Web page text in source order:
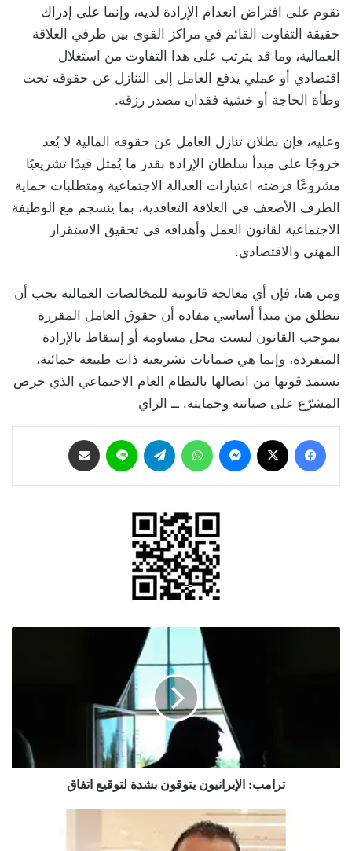
تقوم على افتراض انعدام الإرادة لديه، وإنما على إدراك
حقيقة التفاوت القائم في مراكز القوى بين طرفي العلاقة
العمالية، وما قد يترتب على هذا التفاوت من استغلال
اقتصادي أو عملي يدفع العامل إلى التنازل عن حقوقه تحت
وطأة الحاجة أو خشية فقدان مصدر رزقه.
وعليه، فإن بطلان تنازل العامل عن حقوقه المالية لا يُعد
خروجًا على مبدأ سلطان الإرادة بقدر ما يُمثل قيدًا تشريعيًا
مشروعًا فرضته اعتبارات العدالة الاجتماعية ومتطلبات حماية
الطرف الأضعف في العلاقة التعاقدية، بما ينسجم مع الوظيفة
الاجتماعية لقانون العمل وأهدافه في تحقيق الاستقرار
المهني والاقتصادي.
ومن هنا، فإن أي معالجة قانونية للمخالصات العمالية يجب أن
تنطلق من مبدأ أساسي مفاده أن حقوق العامل المقررة
بموجب القانون ليست محل مساومة أو إسقاط بالإرادة
المنفردة، وإنما هي ضمانات تشريعية ذات طبيعة حمائية،
تستمد قوتها من اتصالها بالنظام العام الاجتماعي الذي حرص
المشرّع على صيانته وحمايته. ــ الراي
فيسبوك ماسنجر واتساب تيلقرام لاين
‏ترامب: الإيرانيون يتوقون بشدة لتوقيع اتفاق